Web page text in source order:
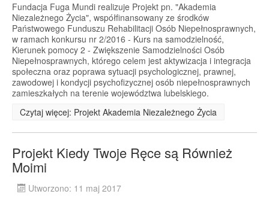
Fundacja Fuga Mundi realizuje Projekt pn. "Akademia
Niezależnego Życia", współfinansowany ze środków
Państwowego Funduszu Rehabilitacji Osób Niepełnosprawnych,
w ramach konkursu nr 2/2016 - Kurs na samodzielność,
Kierunek pomocy 2 - Zwiększenie Samodzielności Osób
Niepełnosprawnych, którego celem jest aktywizacja i integracja
społeczna oraz poprawa sytuacji psychologicznej, prawnej,
zawodowej i kondycji psychofizycznej osób niepełnosprawnych
zamieszkałych na terenie województwa lubelskiego.
Czytaj więcej: Projekt Akademia Niezależnego Życia
Projekt Kiedy Twoje Ręce są Również
Moimi
Utworzono: 11 maj 2017